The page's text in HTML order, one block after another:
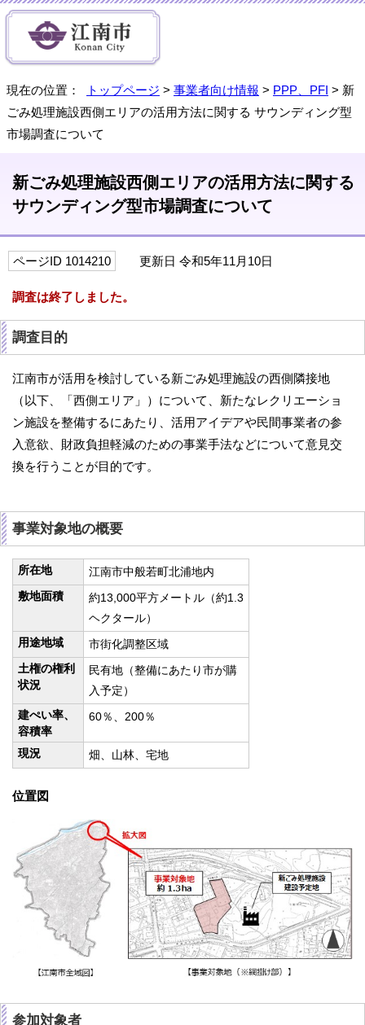
現在の位置： トップページ > 事業者向け情報 > PPP、PFI > 新
ごみ処理施設西側エリアの活用方法に関する サウンディング型
市場調査について
新ごみ処理施設西側エリアの活用方法に関する
サウンディング型市場調査について
ページID 1014210 更新日 令和5年11月10日
調査は終了しました。
調査目的
江南市が活用を検討している新ごみ処理施設の西側隣接地
（以下、「西側エリア」）について、新たなレクリエーショ
ン施設を整備するにあたり、活用アイデアや民間事業者の参
入意欲、財政負担軽減のための事業手法などについて意見交
換を行うことが目的です。
事業対象地の概要
所在地
江南市中般若町北浦地内
敷地面積
約13,000平方メートル（約1.3
ヘクタール）
用途地域
市街化調整区域
土権の権利
状況
民有地（整備にあたり市が購
入予定）
建ぺい率、
容積率
60％、200％
現況 畑、山林、宅地
位置図
参加対象者